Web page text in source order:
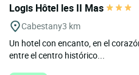
Logis Hôtel les II Mas
Cabestany3 km
Un hotel con encanto, en el
entre el centro histórico...